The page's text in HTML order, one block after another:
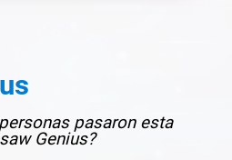
pasaron esta
Genius?